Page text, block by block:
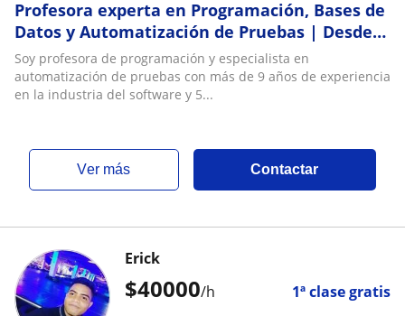
Profesora experta en Programación, Bases de
Datos y Automatización de Pruebas | Desde
cero hasta nivel avanzado
Soy profesora de programación y especialista en
automatización de pruebas con más de 9 años de experiencia
en la industria del software y 5...
ver más Contactar
$40000/h 1ª clase gratis
Erick